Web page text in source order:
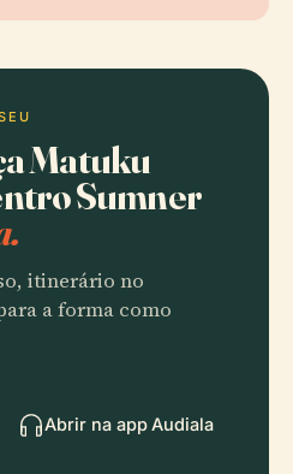
Matuku
Sumner
itinerário no
a forma como
Abrir na app Audiala